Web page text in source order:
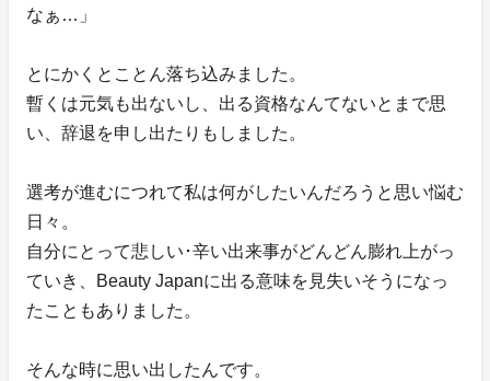
なぁ…」
とにかくとことん落ち込みました。
暫くは元気も出ないし、出る資格なんてないとまで思
い、辞退を申し出たりもしました。
選考が進むにつれて私は何がしたいんだろうと思い悩む
日々。
自分にとって悲しい･辛い出来事がどんどん膨れ上がっ
ていき、Beauty Japanに出る意味を見失いそうになっ
たこともありました。
そんな時に思い出したんです。